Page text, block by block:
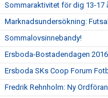
Sommaraktivitet för dig 13-17
Marknadsundersökning:
Sommalovsinnebandy!
Ersboda-Bostadendagen
Ersboda SKs Coop Forum
Fredrik Rehnholm: Ny